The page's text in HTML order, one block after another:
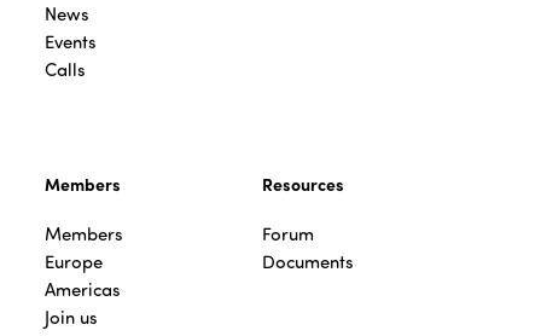
News
Events
Calls
Members
Members
Europe
Americas
Join us
Resources
Forum
Documents